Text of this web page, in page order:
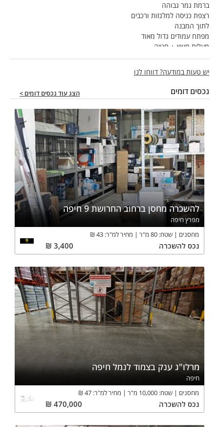
ברמת גמר גבוהה
רצפת כניסה למלגזות ורכבים
לתוך המבנה
מפתח עמודים גדול מאוד
מעלית משא + חנייה
מידוף כבד
גובה 14 מטר
עומס רצפה 10 טון/מ"ר
לכניסה בדצמבר 2026
מחיר מבוקש 45 ש"ח למ"ר פלוס מע"מ
שכירות מבוקשת 450000 ש"ח פלוס מע"מ
*התמונה להמחשה בלבד!
יש טעות במודעה? דווחו לנו
נכסים דומים הצג עוד נכסים דומים >
להשכרה מחסן ברחוב החרושת 9 חיפה
מפרץ חיפה
מחסנים
שטח: 80 מ"ר מחיר למ"ר: 43
₪
נכס להשכרה 3,400
₪
מרלו"ג ענק בצמוד לנמל חיפה
חיפה
מחסנים
שטח: 10,000 מ"ר מחיר למ"ר: 47
₪
נכס להשכרה 470,000
₪